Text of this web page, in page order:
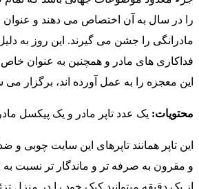
را در سال به آن اختصاص می دهند و عنوان
مادرانگی را جشن می گیرند. این روز به
فداکاری های مادر و همچنین به عنوان خاص
این معجزه را به عمل آورده اند، برگزار می
محتویات: یک عدد تاپر مادر و یک پیکسل
این تاپر همانند تاپرهای این سایت چوبی و
و مقرون به صرفه تر و ماندگار تر نسبت به
از یک دقیقه میتوانید کیک خود را در منزل